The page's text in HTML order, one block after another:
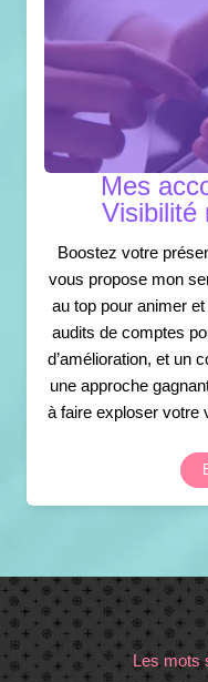
Mes
Visibilité
Boostez votre
vous propose mon
au top pour animer
audits de comptes
d’amélioration, et un
une approche
à faire exploser votre
Les mots